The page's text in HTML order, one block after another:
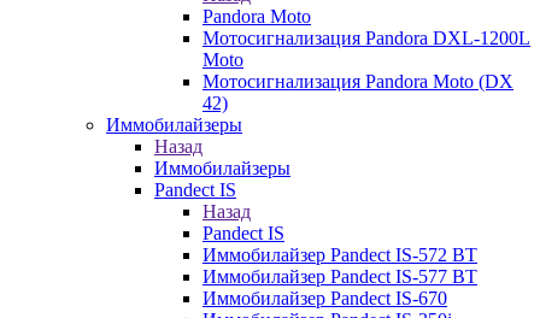
Pandora Moto
Мотосигнализация Pandora DXL-1200L
Moto
Мотосигнализация Pandora Moto (DX
42)
Иммобилайзеры
Назад
Иммобилайзеры
Pandect IS
Назад
Pandect IS
Иммобилайзер Pandect IS-572 BT
Иммобилайзер Pandect IS-577 BT
Иммобилайзер Pandect IS-670